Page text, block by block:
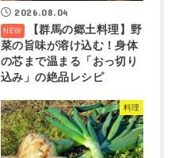
2026.08.04
【群馬の郷土料理】野
菜の旨味が溶け込む！身体
の芯まで温まる「おっ切り
込み」の絶品レシピ
料理